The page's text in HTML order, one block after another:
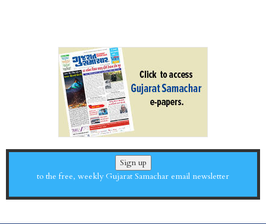
Sign up
to the free, weekly Gujarat Samachar email newsletter